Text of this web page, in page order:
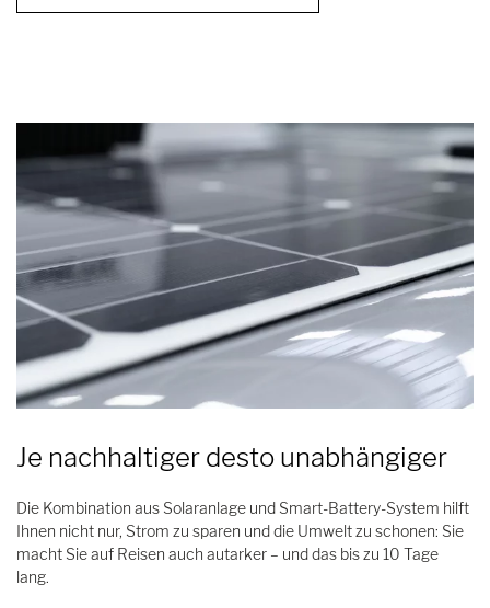
Je nachhaltiger desto unabhängiger
Die Kombination aus Solaranlage und Smart-Battery-System hilft
Ihnen nicht nur, Strom zu sparen und die Umwelt zu schonen: Sie
macht Sie auf Reisen auch autarker – und das bis zu 10 Tage
lang.